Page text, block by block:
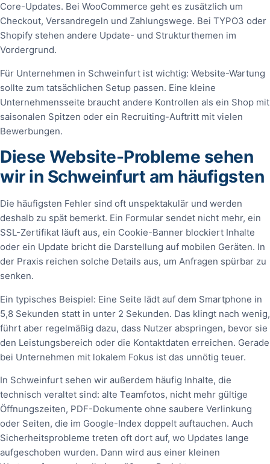
Core-Updates. Bei WooCommerce geht es zusätzlich um
Checkout, Versandregeln und Zahlungswege. Bei TYPO3 oder
Shopify stehen andere Update- und Strukturthemen im
Vordergrund.
Für Unternehmen in Schweinfurt ist wichtig: Website-Wartung
sollte zum tatsächlichen Setup passen. Eine kleine
Unternehmensseite braucht andere Kontrollen als ein Shop mit
saisonalen Spitzen oder ein Recruiting-Auftritt mit vielen
Bewerbungen.
Diese Website-Probleme sehen
wir in Schweinfurt am häufigsten
Die häufigsten Fehler sind oft unspektakulär und werden
deshalb zu spät bemerkt. Ein Formular sendet nicht mehr, ein
SSL-Zertifikat läuft aus, ein Cookie-Banner blockiert Inhalte
oder ein Update bricht die Darstellung auf mobilen Geräten. In
der Praxis reichen solche Details aus, um Anfragen spürbar zu
senken.
Ein typisches Beispiel: Eine Seite lädt auf dem Smartphone in
5,8 Sekunden statt in unter 2 Sekunden. Das klingt nach wenig,
führt aber regelmäßig dazu, dass Nutzer abspringen, bevor sie
den Leistungsbereich oder die Kontaktdaten erreichen. Gerade
bei Unternehmen mit lokalem Fokus ist das unnötig teuer.
In Schweinfurt sehen wir außerdem häufig Inhalte, die
technisch veraltet sind: alte Teamfotos, nicht mehr gültige
Öffnungszeiten, PDF-Dokumente ohne saubere Verlinkung
oder Seiten, die im Google-Index doppelt auftauchen. Auch
Sicherheitsprobleme treten oft dort auf, wo Updates lange
aufgeschoben wurden. Dann wird aus einer kleinen